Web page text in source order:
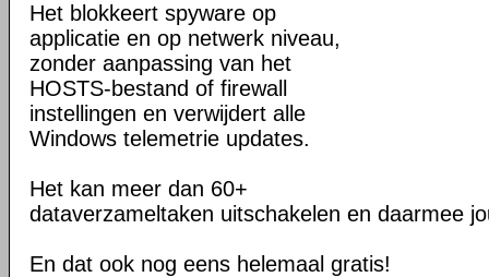
Het blokkeert spyware op
applicatie en op netwerk niveau,
zonder aanpassing van het
HOSTS-bestand of firewall
instellingen en verwijdert alle
Windows telemetrie updates.
Het kan meer dan 60+
dataverzameltaken uitschakelen en daarmee
En dat ook nog eens helemaal gratis!